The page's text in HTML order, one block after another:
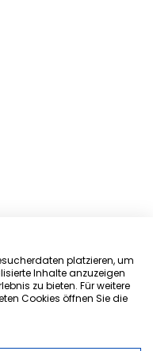
platzieren, um
Inhalte anzuzeigen
zu bieten. Für weitere
Cookies öffnen Sie die